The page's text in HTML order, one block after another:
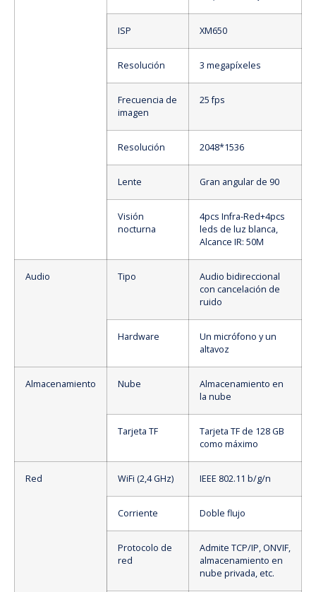
ISP XM650
Resolución 3 megapíxeles
Frecuencia de
imagen
25 fps
Resolución 2048*1536
Lente Gran angular de 90
Visión
nocturna
4pcs Infra-Red+4pcs
leds de luz blanca,
Alcance IR: 50M
Audio Tipo
Audio bidireccional
con cancelación de
ruido
Hardware
Un micrófono y un
altavoz
Almacenamiento Nube
Almacenamiento en
la nube
Tarjeta TF
Tarjeta TF de 128 GB
como máximo
Red WiFi (2,4 GHz) IEEE 802.11 b/g/n
Corriente Doble flujo
Protocolo de
red
Admite TCP/IP, ONVIF,
almacenamiento en
nube privada, etc.